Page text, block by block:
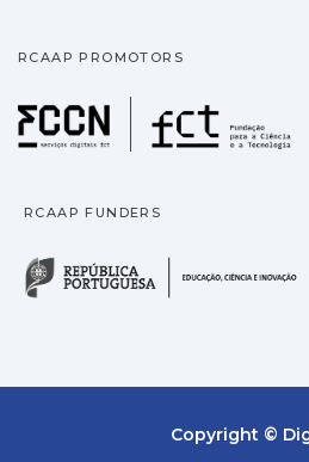
RCAAP PROMOTORS
RCAAP FUNDERS
Copyright ©